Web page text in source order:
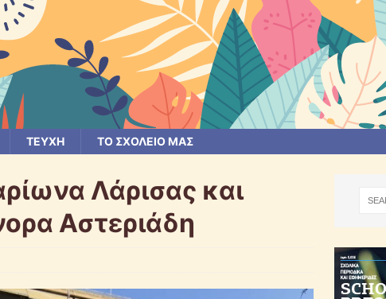
ΤΕΥΧΗ ΤΟ ΣΧΟΛΕΙΟ ΜΑΣ
Λάρισας και
Αστεριάδη